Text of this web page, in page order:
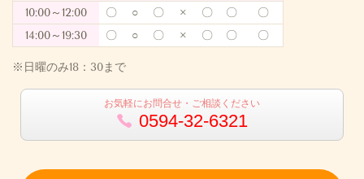
10:00～12:00
〇 ○ 〇 × 〇 〇
〇
14:00～19:30
〇 ○ 〇 × 〇 〇 〇
※日曜のみ18：30まで
お気軽にお問合せ・ご相談ください
0594-32-6321